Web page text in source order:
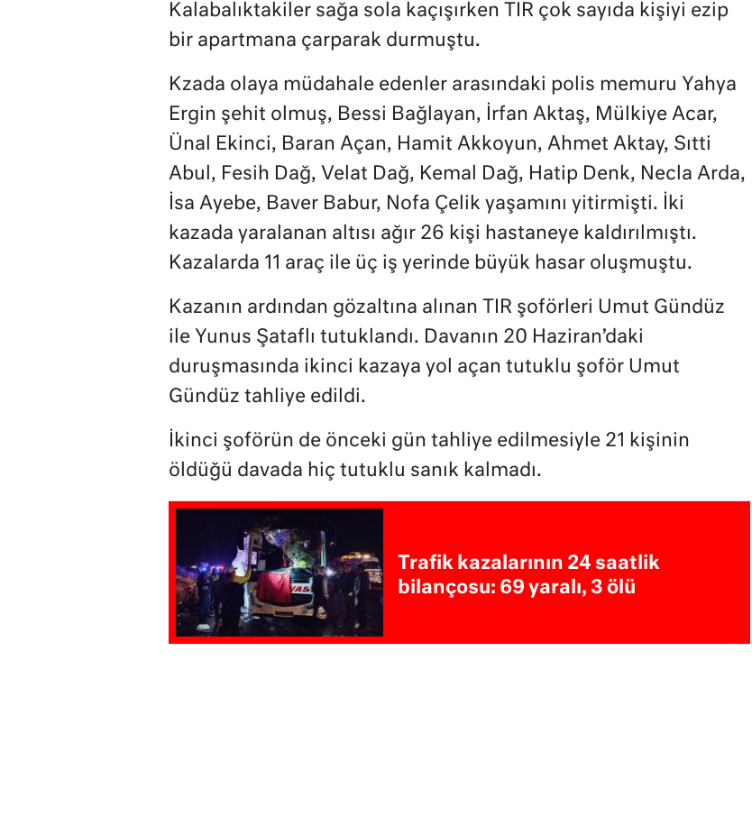
Kalabalıktakiler sağa sola kaçışırken TIR çok sayıda kişiyi ezip
bir apartmana çarparak durmuştu.
Kzada olaya müdahale edenler arasındaki polis memuru Yahya
Ergin şehit olmuş, Bessi Bağlayan, İrfan Aktaş, Mülkiye Acar,
Ünal Ekinci, Baran Açan, Hamit Akkoyun, Ahmet Aktay, Sıtti
Abul, Fesih Dağ, Velat Dağ, Kemal Dağ, Hatip Denk, Necla Arda,
İsa Ayebe, Baver Babur, Nofa Çelik yaşamını yitirmişti. İki
kazada yaralanan altısı ağır 26 kişi hastaneye kaldırılmıştı.
Kazalarda 11 araç ile üç iş yerinde büyük hasar oluşmuştu.
Kazanın ardından gözaltına alınan TIR şoförleri Umut Gündüz
ile Yunus Şataflı tutuklandı. Davanın 20 Haziran’daki
duruşmasında ikinci kazaya yol açan tutuklu şoför Umut
Gündüz tahliye edildi.
İkinci şoförün de önceki gün tahliye edilmesiyle 21 kişinin
öldüğü davada hiç tutuklu sanık kalmadı.
Trafik kazalarının 24 saatlik
bilançosu: 69 yaralı, 3 ölü